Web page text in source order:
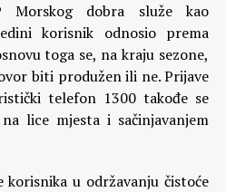
Morskog dobra služe kao
korisnik odnosio prema
toga se, na kraju sezone,
biti produžen ili ne. Prijave
telefon 1300 takođe se
lice mjesta i sačinjavanjem
korisnika u održavanju čistoće